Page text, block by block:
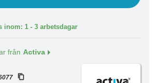
inom: 1 - 3 arbetsdagar
från Activa